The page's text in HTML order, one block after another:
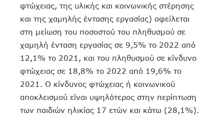
φτώχειας, της υλικής και κοινωνικής στέρησης
και της χαμηλής έντασης εργασίας) οφείλεται
στη μείωση του ποσοστού του πληθυσμού σε
χαμηλή ένταση εργασίας σε 9,5% το 2022 από
12,1% το 2021, και του πληθυσμού σε κίνδυνο
φτώχειας σε 18,8% το 2022 από 19,6% το
2021. Ο κίνδυνος φτώχειας ή κοινωνικού
αποκλεισμού είναι υψηλότερος στην περίπτωση
των παιδιών ηλικίας 17 ετών και κάτω (28,1%).